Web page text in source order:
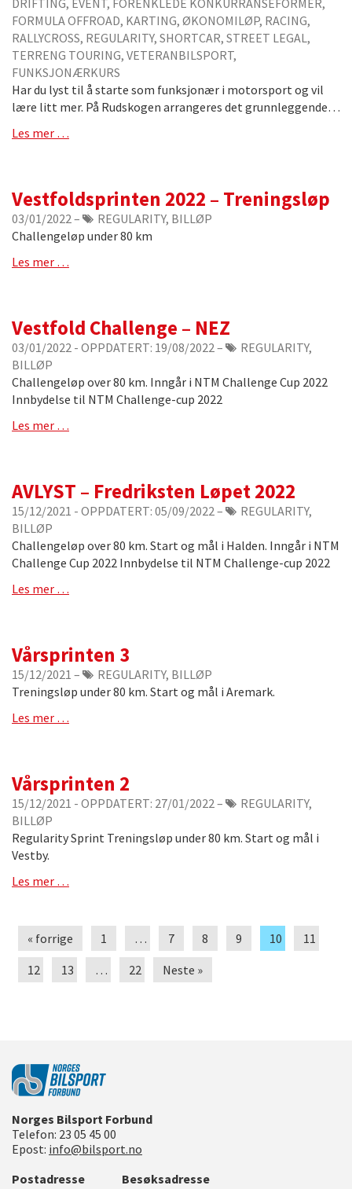
DRIFTING, EVENT, FORENKLEDE KONKURRANSEFORMER,
FORMULA OFFROAD, KARTING, ØKONOMILØP, RACING,
RALLYCROSS, REGULARITY, SHORTCAR, STREET LEGAL,
TERRENG TOURING, VETERANBILSPORT,
FUNKSJONÆRKURS
Har du lyst til å starte som funksjonær i motorsport og vil
lære litt mer. På Rudskogen arrangeres det grunnleggende…
Les mer …
Vestfoldsprinten 2022 – Treningsløp
03/01/2022–
REGULARITY, BILLØP
Challengeløp under 80 km
Les mer …
Vestfold Challenge – NEZ
03/01/2022 - OPPDATERT: 19/08/2022–
REGULARITY,
BILLØP
Challengeløp over 80 km. Inngår i NTM Challenge Cup 2022
Innbydelse til NTM Challenge-cup 2022
Les mer …
AVLYST – Fredriksten Løpet 2022
15/12/2021 - OPPDATERT: 05/09/2022–
REGULARITY,
BILLØP
Challengeløp over 80 km. Start og mål i Halden. Inngår i NTM
Challenge Cup 2022 Innbydelse til NTM Challenge-cup 2022
Les mer …
Vårsprinten 3
15/12/2021 –
REGULARITY, BILLØP
Treningsløp under 80 km. Start og mål i Aremark.
Les mer …
Vårsprinten 2
15/12/2021 - OPPDATERT: 27/01/2022–
REGULARITY,
BILLØP
Regularity Sprint Treningsløp under 80 km. Start og mål i
Vestby.
Les mer …
« forrige 1 … 7 8 9 10
11
12
13 … 22 Neste »
Norges Bilsport Forbund
Telefon: 23 05 45 00
Epost: info@bilsport.no
Postadresse
Besøksadresse